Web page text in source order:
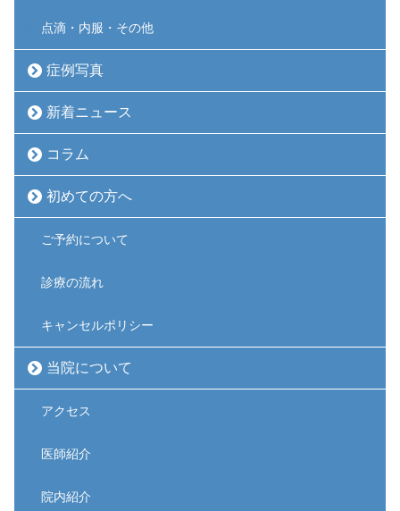
点滴・内服・その他
症例写真
新着ニュース
コラム
初めての方へ
ご予約について
診療の流れ
キャンセルポリシー
当院について
アクセス
医師紹介
院内紹介